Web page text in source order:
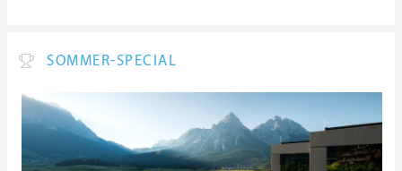
SOMMER-SPECIAL